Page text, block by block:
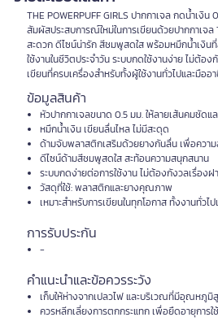
THE POWERPUFF GIRLS ปากกาเจล กดน้ำเงิน
สัมผัสประสบการณ์ใหม่ในการเขียนด้วยปากกาเจล
สะดวก ดีไซน์น่ารัก สีชมพูสดใส พร้อมหมึกน้ำเงิน
ใช้งานในชีวิตประจำวัน ระบบกดใช้งานง่าย ไม่ต้อ
เขียนที่ครบเครื่องสำหรับทั้งผู้ใช้งานทั่วไปและมืออ
ข้อมูลสินค้า
หัวปากกาเจลขนาด 0.5 มม. ให้ลายเส้นคมชัดแ
หมึกน้ำเงิน เขียนลื่นไหล ไม่มีสะดุด
ด้ามจับพลาสติกเสริมด้วยยางกันลื่น เพื่อควา
ดีไซน์ด้ามสีชมพูสดใส สะท้อนความสนุกสนาน
ระบบกดง่ายต่อการใช้งาน ไม่ต้องกังวลเรื่องฝ
วัสดุที่ใช้: พลาสติกและยางคุณภาพ
เหมาะสำหรับการเขียนในทุกโอกาส ทั้งงานทั่วไ
การรับประกัน
-
คำแนะนำและข้อควรระวัง
เก็บให้ห่างจากเปลวไฟ และบริเวณที่มีอุณหภูมิ
ควรหลีกเลี่ยงการตกกระแทก เพื่อยืดอายุการใ